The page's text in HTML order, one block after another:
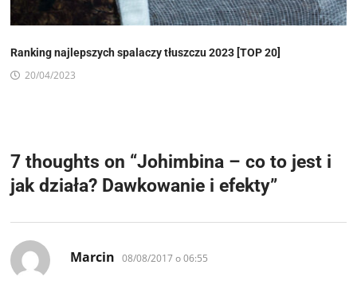
Ranking najlepszych spalaczy tłuszczu 2023 [TOP 20]
20/04/2023
7 thoughts on “Johimbina – co to jest i
jak działa? Dawkowanie i efekty”
Marcin pisze:
08/08/2017 o 06:55